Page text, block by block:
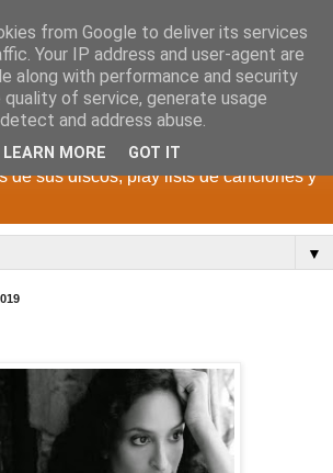
PARA EL
DE LOS AÑOS 1950 a 2022.
de sus discos, play lists de canciones y
▼
from Google to deliver its services
Your IP address and user-agent are
along with performance and security
of service, generate usage
and address abuse.
LEARN MORE GOT IT